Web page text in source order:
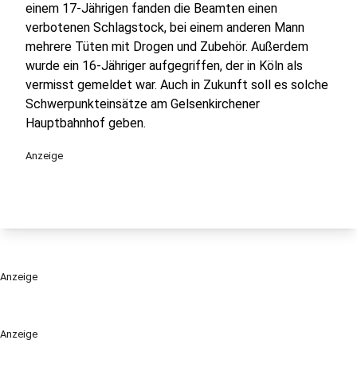
Anzeige
einem 17-Jährigen fanden die Beamten einen
verbotenen Schlagstock, bei einem anderen Mann
mehrere Tüten mit Drogen und Zubehör. Außerdem
wurde ein 16-Jähriger aufgegriffen, der in Köln als
vermisst gemeldet war. Auch in Zukunft soll es solche
Schwerpunkteinsätze am Gelsenkirchener
Hauptbahnhof geben.
Anzeige
Anzeige